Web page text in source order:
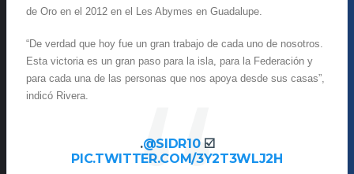
de Oro en el 2012 en el Les Abymes en Guadalupe.
“De verdad que hoy fue un gran trabajo de cada uno de nosotros.
Esta victoria es un gran paso para la isla, para la Federación y
para cada una de las personas que nos apoya desde sus casas”,
indicó Rivera.
.@SIDR10☑️
PIC.TWITTER.COM/3Y2T3WLJ2H